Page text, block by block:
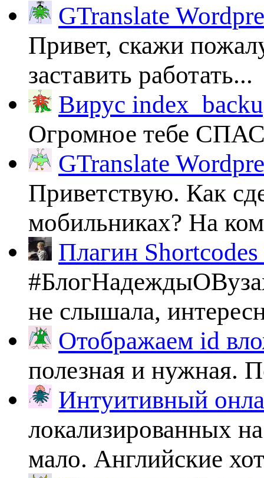
GTranslate
Привет, скажи
заставить работать...
Вирус
Огромное тебе
GTranslate
Приветствую. Как
мобильниках? На
Плагин
не слышала,
Отображаем id
полезная и нужная.
Интуитивный
локализированных
мало. Английские